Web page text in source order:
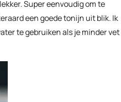
Super eenvoudig om te
een goede tonijn uit blik. Ik
te gebruiken als je minder vet